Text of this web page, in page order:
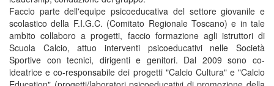
Faccio parte dell'equipe psicoeducativa del settore giovanile e
scolastico della F.I.G.C. (Comitato Regionale Toscano) e in tale
ambito collaboro a progetti, faccio formazione agli istruttori di
Scuola Calcio, attuo interventi psicoeducativi nelle Società
Sportive con tecnici, dirigenti e genitori. Dal 2009 sono co-
ideatrice e co-responsabile dei progetti "Calcio Cultura" e "Calcio